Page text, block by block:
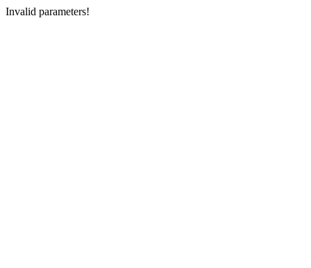
Invalid parameters!